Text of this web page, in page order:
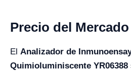
Precio del Mercado
El Analizador de
Quimioluminiscente YR06388